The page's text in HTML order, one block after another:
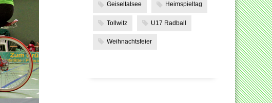
Geiseltalsee Heimspieltag
Tollwitz U17 Radball
Weihnachtsfeier